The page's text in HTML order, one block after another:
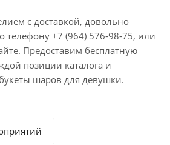
с доставкой, довольно
телефону +7 (964) 576-98-75, или
Предоставим бесплатную
позиции каталога и
шаров для девушки.